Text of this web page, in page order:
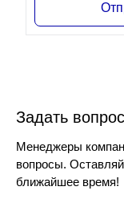
Задать вопрос
Менеджеры
вопросы.
ближайшее время!